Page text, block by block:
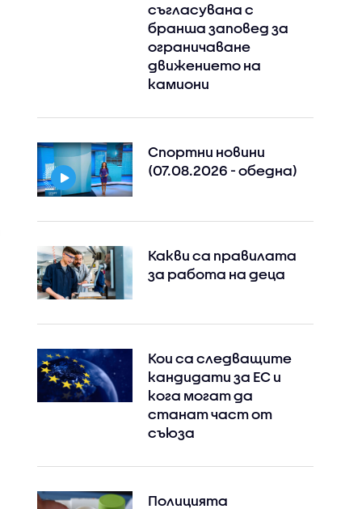
съгласувана с
бранша заповед за
ограничаване
движението на
камиони
Спортни новини
(07.08.2026 - обедна)
Какви са правилата
за работа на деца
Кои са следващите
кандидати за ЕС и
кога могат да
станат част от
съюза
Полицията